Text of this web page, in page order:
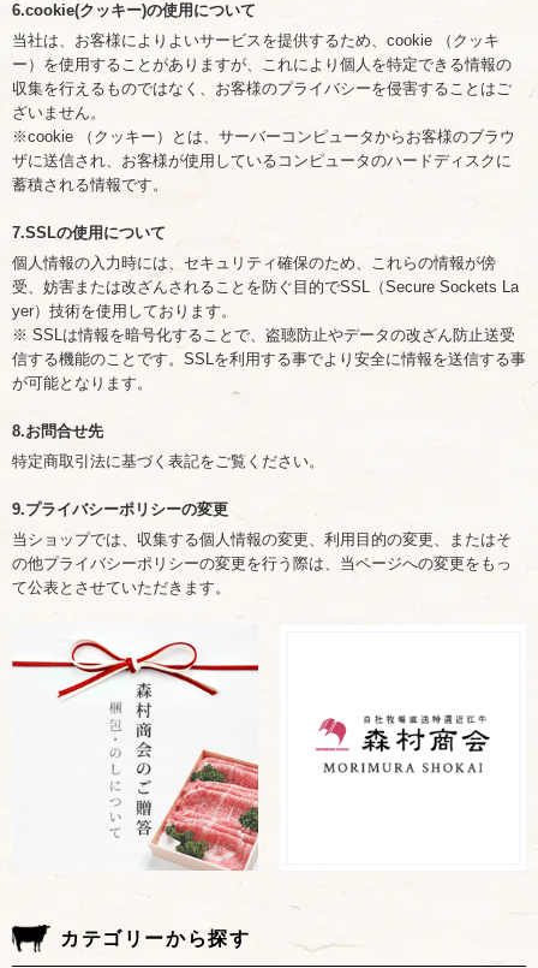
6.cookie(クッキー)の使用について
当社は、お客様によりよいサービスを提供するため、cookie （クッキ
ー）を使用することがありますが、これにより個人を特定できる情報の
収集を行えるものではなく、お客様のプライバシーを侵害することはご
ざいません。
※cookie （クッキー）とは、サーバーコンピュータからお客様のブラウ
ザに送信され、お客様が使用しているコンピュータのハードディスクに
蓄積される情報です。
7.SSLの使用について
個人情報の入力時には、セキュリティ確保のため、これらの情報が傍
受、妨害または改ざんされることを防ぐ目的でSSL（Secure Sockets La
yer）技術を使用しております。
※ SSLは情報を暗号化することで、盗聴防止やデータの改ざん防止送受
信する機能のことです。SSLを利用する事でより安全に情報を送信する事
が可能となります。
8.お問合せ先
特定商取引法に基づく表記をご覧ください。
9.プライバシーポリシーの変更
当ショップでは、収集する個人情報の変更、利用目的の変更、またはそ
の他プライバシーポリシーの変更を行う際は、当ページへの変更をもっ
て公表とさせていただきます。
カテゴリーから探す